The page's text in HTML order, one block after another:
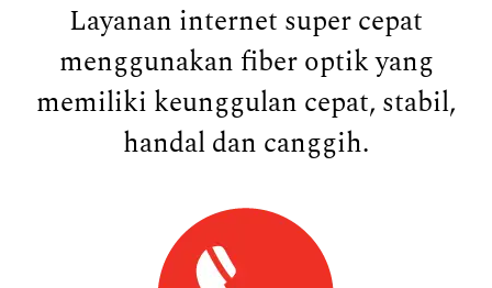
Layanan internet super cepat
menggunakan fiber optik yang
memiliki keunggulan cepat, stabil,
handal dan canggih.